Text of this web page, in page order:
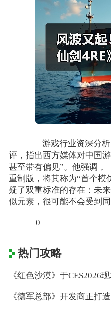
游戏行业资深分析
评，指出西方媒体对中国
甚至带有偏见”。他强调，
重制版，将其称为“首个模
疑了双重标准的存在：未
似元素，很可能不会受到同
0
热门攻略
《红色沙漠》于CES2026